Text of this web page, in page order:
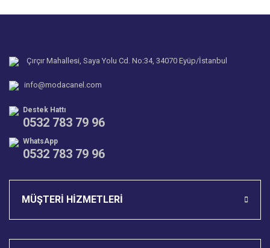
Bu ürüne benzer farklı alternatifler olmalı.
Çırçır Mahallesi, Saya Yolu Cd. No:34, 34070 Eyüp/İstanbul
info@modacanel.com
Destek Hattı
0532 783 79 96
WhatsApp
0532 783 79 96
MÜŞTERİ HİZMETLERİ